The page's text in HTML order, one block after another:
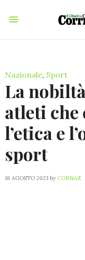
Nazionale, Sport
La
atleti che
l’etica e
sport
18 AGOSTO 2023 by CORNAZ